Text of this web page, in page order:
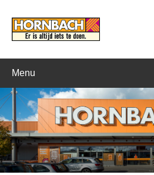
Menu